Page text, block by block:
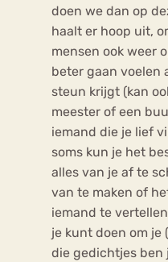
doen we dan op
haalt er hoop uit,
mensen ook weer
beter gaan voelen
steun krijgt (kan
meester of een
iemand die je lief
soms kun je het
alles van je af te
van te maken of
iemand te
je kunt doen om je
die gedichtjes ben